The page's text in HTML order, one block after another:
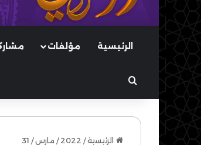
الرئيسية مؤلفات
بحث عن
الرئيسية/
2022
/ مارس/
31